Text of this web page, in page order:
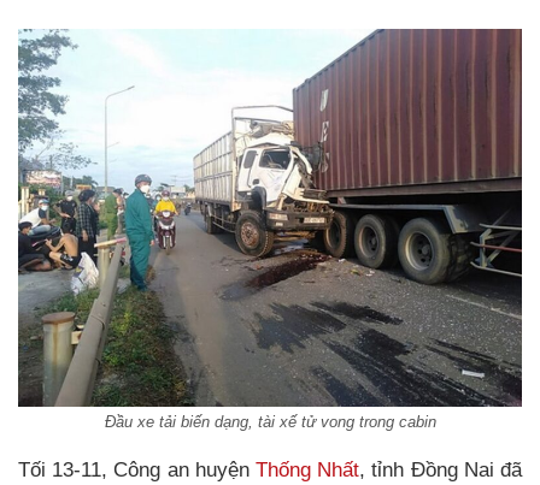
Đầu xe tải biến dạng, tài xế tử vong trong cabin
Tối 13-11, Công an huyện Thống Nhất, tỉnh Đồng Nai đã